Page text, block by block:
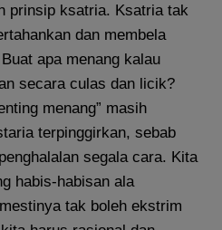
prinsip ksatria. Ksatria tak
dan membela
apa menang kalau
secara culas dan licik?
menang” masih
terpinggirkan, sebab
segala cara. Kita
habis-habisan ala
tak boleh ekstrim